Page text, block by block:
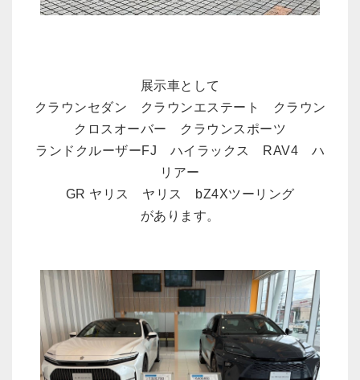
展示車として
クラウンセダン クラウンエステート クラウン
クロスオーバー クラウンスポーツ
ランドクルーザーFJ ハイラックス RAV4 ハ
リアー
GR ヤリス ヤリス bZ4Xツーリング
があります。